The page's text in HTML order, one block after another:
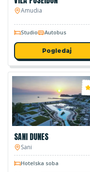
Amudia
Studio Autobus
Pogledaj
SANI DUNES
Sani
Hotelska soba